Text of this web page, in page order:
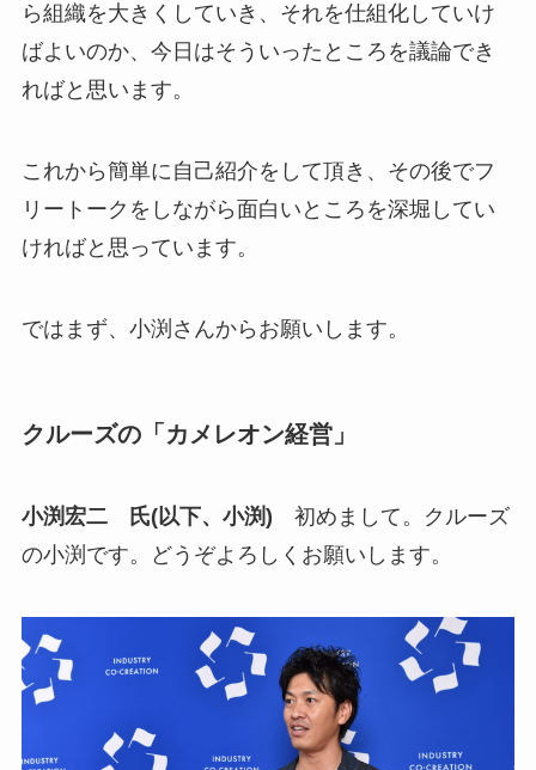
ら組織を大きくしていき、それを仕組化していけ
ばよいのか、今日はそういったところを議論でき
ればと思います。
これから簡単に自己紹介をして頂き、その後でフ
リートークをしながら面白いところを深堀してい
ければと思っています。
ではまず、小渕さんからお願いします。
クルーズの「カメレオン経営」
小渕宏二 氏(以下、小渕) 初めまして。クルーズ
の小渕です。どうぞよろしくお願いします。